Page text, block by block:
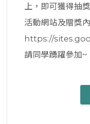
上，即可獲得抽
活動網站及贈獎內
https://
請同學踴躍參加~